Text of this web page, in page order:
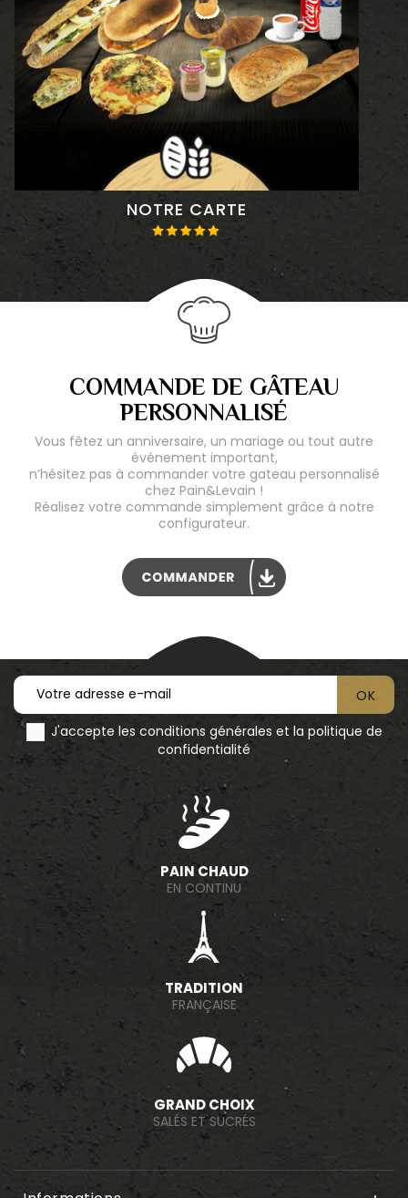
LES SUCRÉS
COMMANDE DE GÂTEAU
PERSONNALISÉ
Vous fêtez un anniversaire, un mariage ou tout autre
événement important,
n’hésitez pas à commander votre gateau personnalisé
chez Pain&Levain !
Réalisez votre commande simplement grâce à notre
configurateur.
J'accepte les conditions générales et la politique de
confidentialité
PAIN CHAUD
EN CONTINU
TRADITION
FRANÇAISE
GRAND CHOIX
SALÉS ET SUCRÉS